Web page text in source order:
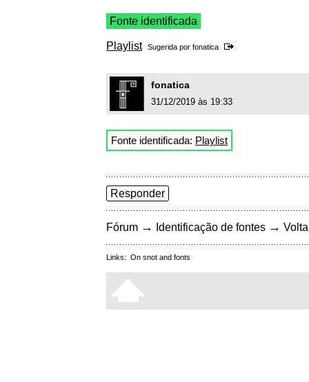
Fonte identificada
Playlist Sugerida por fonatica
fonatica
31/12/2019 às 19:33
Fonte identificada: Playlist
Responder
Fórum → Identificação de fontes →
Links: On snot and fonts